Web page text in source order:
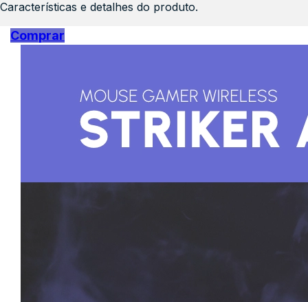
Características e detalhes do produto.
Comprar